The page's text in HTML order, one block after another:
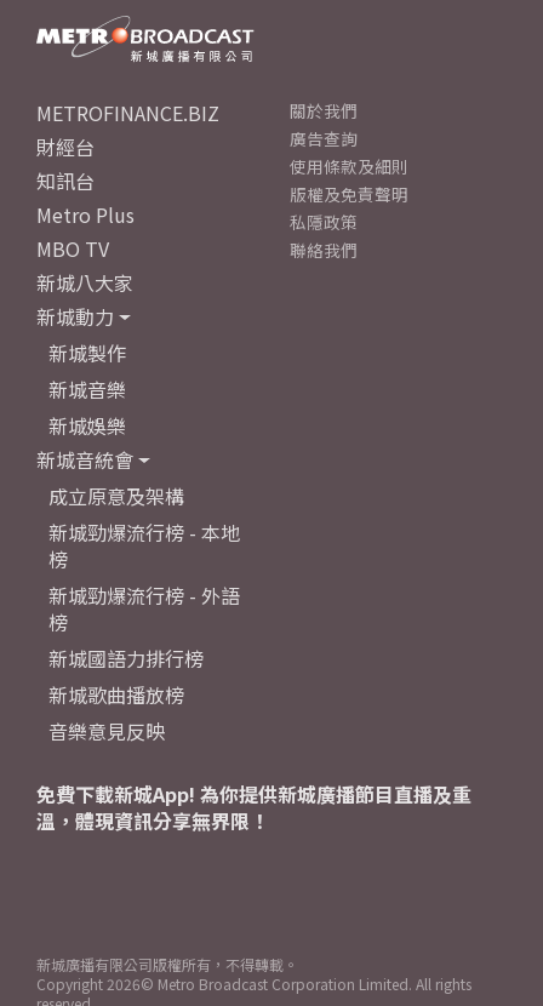
METROFINANCE.BIZ
財經台
知訊台
Metro Plus
MBO TV
新城八大家
新城動力
新城製作
新城音樂
新城娛樂
新城音統會
成立原意及架構
新城勁爆流行榜 - 本地
榜
新城勁爆流行榜 - 外語
榜
新城國語力排行榜
新城歌曲播放榜
音樂意見反映
關於我們
廣告查詢
使用條款及細則
版權及免責聲明
私隱政策
聯絡我們
免費下載新城App! 為你提供新城廣播節目直播及重
溫，體現資訊分享無界限！
新城廣播有限公司版權所有，不得轉載。
Copyright 2026© Metro Broadcast Corporation Limited. All rights